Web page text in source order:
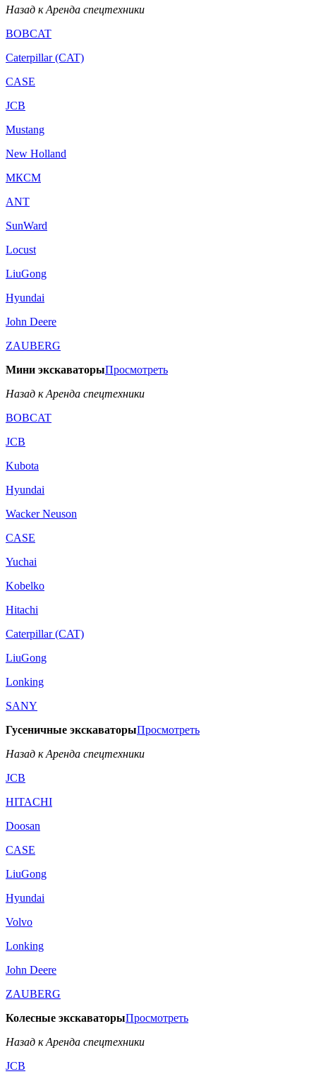
Назад к Аренда спецтехники
BOBCAT
Caterpillar (CAT)
CASE
JCB
Mustang
New Holland
МКСМ
ANT
SunWard
Locust
LiuGong
Hyundai
John Deere
ZAUBERG
Мини экскаваторыПросмотреть
Назад к Аренда спецтехники
BOBCAT
JCB
Kubota
Hyundai
Wacker Neuson
CASE
Yuchai
Kobelko
Hitachi
Caterpillar (CAT)
LiuGong
Lonking
SANY
Гусеничные экскаваторыПросмотреть
Назад к Аренда спецтехники
JCB
HITACHI
Doosan
CASE
LiuGong
Hyundai
Volvo
Lonking
John Deere
ZAUBERG
Колесные экскаваторыПросмотреть
Назад к Аренда спецтехники
JCB